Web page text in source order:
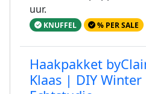
uur.
KNUFFEL % PER SALE
Haakpakket
Klaas | DIY